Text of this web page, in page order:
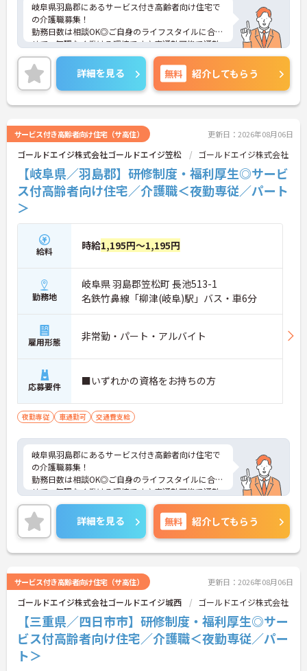
岐阜県羽島郡にあるサービス付き高齢者向け住宅で
の介護職募集！
勤務日数は相談OK◎ご自身のライフスタイルに合わ
せて、無理なく働ける環境です♪車通勤可能で通勤
ストレスも少なく、毎日快適に通えます☆
ご興味のある方には、面接対策ポイントなど、さら
に詳細をご案内しますのでお気軽にご相談くださ
い！
詳細を見る 無料 紹介してもらう
サービス付き高齢者向け住宅（サ高住） 更新日：2026年08月06日
ゴールドエイジ株式会社ゴールドエイジ笠松 ゴールドエイジ株式会社
【岐阜県／羽島郡】研修制度・福利厚生◎サービ
ス付高齢者向け住宅／介護職＜夜勤専従／パート
＞
給料 時給1,195円～1,195円
勤務地
岐阜県 羽島郡笠松町 長池513-1
名鉄竹鼻線「柳津(岐阜)駅」バス・車6分
雇用形態 非常勤・パート・アルバイト
応募要件 ■いずれかの資格をお持ちの方
夜勤専従 車通勤可 交通費支給
岐阜県羽島郡にあるサービス付き高齢者向け住宅で
の介護職募集！
勤務日数は相談OK◎ご自身のライフスタイルに合わ
せて、無理なく働ける環境です♪車通勤可能で通勤
ストレスも少なく、毎日快適に通えます☆
ご興味のある方には、面接対策ポイントなど、さら
に詳細をご案内しますのでお気軽にご相談くださ
い！
詳細を見る 無料 紹介してもらう
サービス付き高齢者向け住宅（サ高住） 更新日：2026年08月06日
ゴールドエイジ株式会社ゴールドエイジ城西 ゴールドエイジ株式会社
【三重県／四日市市】研修制度・福利厚生◎サー
ビス付高齢者向け住宅／介護職＜夜勤専従／パー
ト＞